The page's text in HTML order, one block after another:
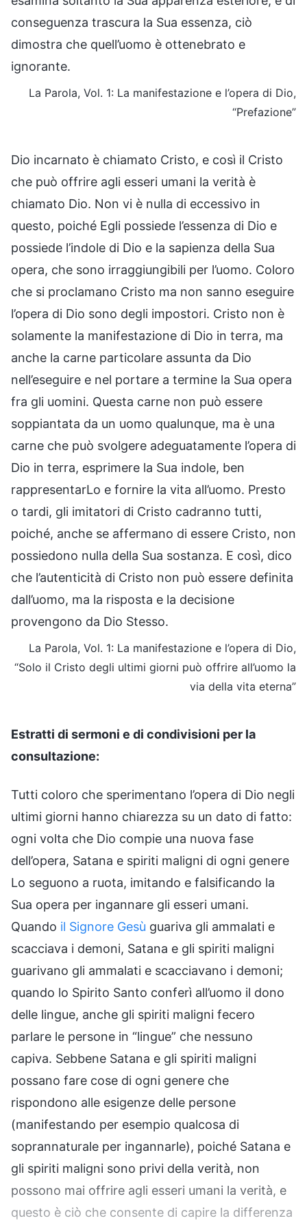
conseguenza trascura la Sua essenza, ciò
dimostra che quell’uomo è ottenebrato e
ignorante.
La Parola, Vol. 1: La manifestazione e l’opera di Dio,
“Prefazione”
Dio incarnato è chiamato Cristo, e così il Cristo
che può offrire agli esseri umani la verità è
chiamato Dio. Non vi è nulla di eccessivo in
questo, poiché Egli possiede l’essenza di Dio e
possiede l’indole di Dio e la sapienza della Sua
opera, che sono irraggiungibili per l’uomo. Coloro
che si proclamano Cristo ma non sanno eseguire
l’opera di Dio sono degli impostori. Cristo non è
solamente la manifestazione di Dio in terra, ma
anche la carne particolare assunta da Dio
nell’eseguire e nel portare a termine la Sua opera
fra gli uomini. Questa carne non può essere
soppiantata da un uomo qualunque, ma è una
carne che può svolgere adeguatamente l’opera di
Dio in terra, esprimere la Sua indole, ben
rappresentarLo e fornire la vita all’uomo. Presto
o tardi, gli imitatori di Cristo cadranno tutti,
poiché, anche se affermano di essere Cristo, non
possiedono nulla della Sua sostanza. E così, dico
che l’autenticità di Cristo non può essere definita
dall’uomo, ma la risposta e la decisione
provengono da Dio Stesso.
La Parola, Vol. 1: La manifestazione e l’opera di Dio,
“Solo il Cristo degli ultimi giorni può offrire all’uomo la
via della vita eterna”
Estratti di sermoni e di condivisioni per la
consultazione:
Tutti coloro che sperimentano l’opera di Dio negli
ultimi giorni hanno chiarezza su un dato di fatto:
ogni volta che Dio compie una nuova fase
dell’opera, Satana e spiriti maligni di ogni genere
Lo seguono a ruota, imitando e falsificando la
Sua opera per ingannare gli esseri umani.
Quando il Signore Gesù guariva gli ammalati e
scacciava i demoni, Satana e gli spiriti maligni
guarivano gli ammalati e scacciavano i demoni;
quando lo Spirito Santo conferì all’uomo il dono
delle lingue, anche gli spiriti maligni fecero
parlare le persone in “lingue” che nessuno
capiva. Sebbene Satana e gli spiriti maligni
possano fare cose di ogni genere che
rispondono alle esigenze delle persone
(manifestando per esempio qualcosa di
soprannaturale per ingannarle), poiché Satana e
gli spiriti maligni sono privi della verità, non
possono mai offrire agli esseri umani la verità, e
questo è ciò che consente di capire la differenza